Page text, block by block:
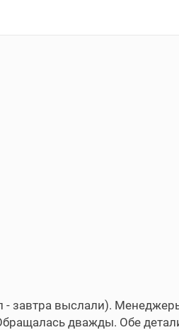
- завтра выслали).
дважды. Обе